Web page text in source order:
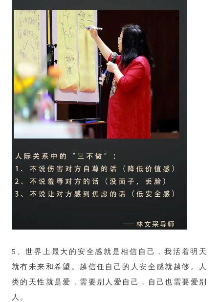
5、世界上最大的安全感就是相信自己，我活着明天
就有未来和希望。越信任自己的人安全感就越够。人
类的天性就是爱，需要别人爱自己，自己也需要爱别
人。